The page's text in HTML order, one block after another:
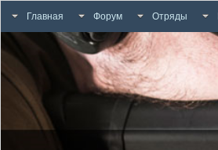
Главная Форум Отряды